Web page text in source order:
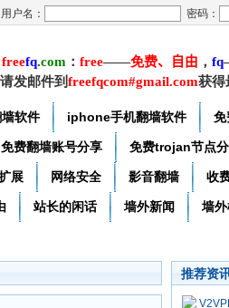
用户名： 密码：
freefq.com ： free——免费、自由 ， fq
发邮件到freefqcom#gmail.com获得
软件 iphone手机翻墙软件 免
免费翻墙账号分享 免费trojan节点
展 网络安全 影音翻墙 收
站长的闲话 墙外新闻 墙
推荐资